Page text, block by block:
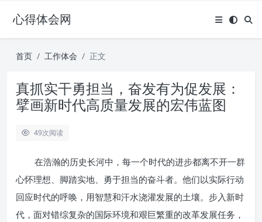
心得体会网
首页 工作体会 正文
真抓实干勇担当，奋发有为促发展：
擘画新时代高质量发展的宏伟蓝图
49次阅读
在浩瀚的历史长河中，每一个时代的进步都离不开一群
心怀理想、脚踏实地、勇于担当的奋斗者。他们以实际行动
回应时代的呼唤，用智慧和汗水浇灌发展的土壤。步入新时
代，面对错综复杂的国际环境和艰巨繁重的改革发展任务，